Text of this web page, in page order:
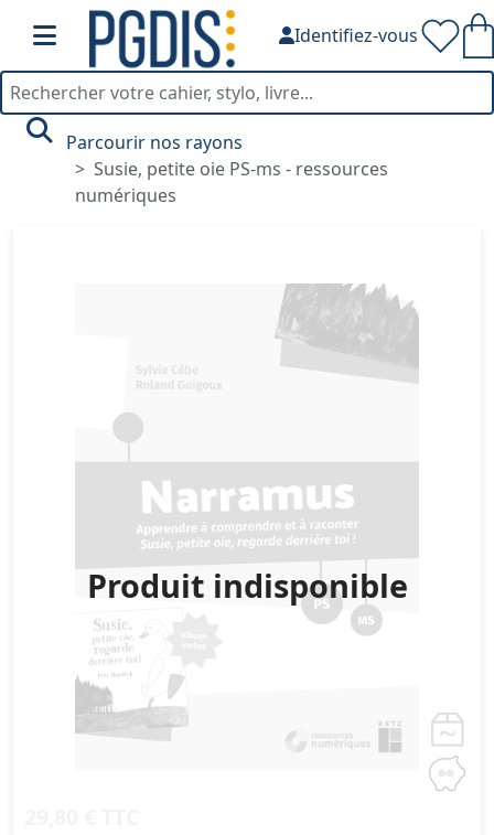
Identifiez-vous
Parcourir nos rayons
Susie, petite oie PS-ms - ressources
numériques
Produit indisponible